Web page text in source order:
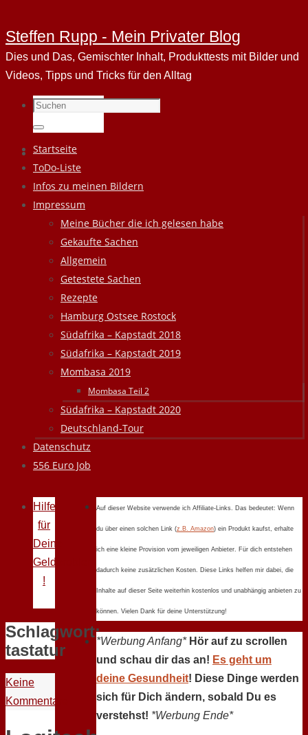
Steffen Rupp - Mein Privater Blog
Dies und Das, Gemischter Inhalt, Produkttests mit Bilder und
Videos, Tipps und Tricks für den Alltag
Suchen
nach:
Suchen
Zum
Inhalt
springen
Startseite
ToDo-Liste
Infos zu meinen Bildern
Impressum
Meine Bücher die ich gelesen habe
Gekaufte Sachen
Allgemein
Getestete Sachen
Rezepte
Hamburg Ostsee Rostock
Südafrika – Kapstadt 2018
Südafrika – Kapstadt 2019
Mombasa 2019
Mombasa Teil 2
Südafrika – Kapstadt 2020
Deutschland-Tour
Datenschutz
556 Euro Job
Hilfe
für
Deine
Geldprobleme
!
Schlagwort:
tastatur
Keine
Kommentare
Auf dieser Website verwende ich Affiliate-Links. Das bedeutet: Wenn
du über einen solchen Link (z.B. Amazon) ein Produkt kaufst, erhalte
ich eine kleine Provision vom jeweiligen Anbieter. Für dich entstehen
dadurch keine zusätzlichen Kosten. Diese Links helfen mir dabei, die
Inhalte auf dieser Seite weiterhin kostenlos und unabhängig anbieten zu
können. Vielen Dank für deine Unterstützung!
*Werbung Anfang* Hör auf zu scrollen
und schau dir das an! Es geht um
deine Gesundheit! Diese Dinge werden
sich für Dich ändern, sobald Du es
verstehst! *Werbung Ende*